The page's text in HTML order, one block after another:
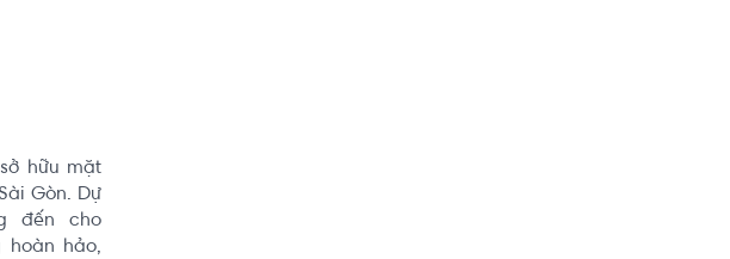
hữu mặt
Gòn. Dự
đến cho
hoàn hảo,